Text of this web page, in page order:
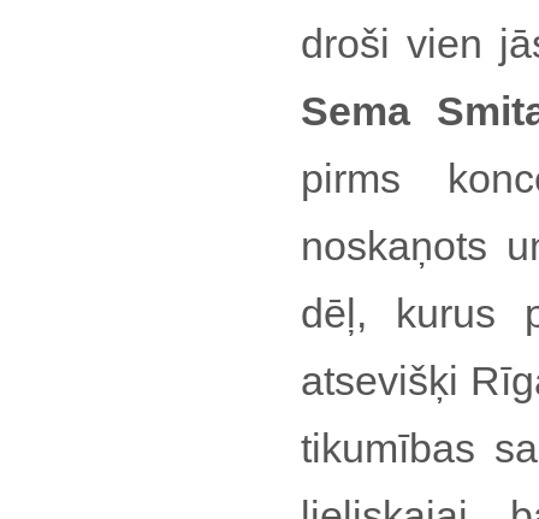
droši vien
Sema
pirms
noskaņots
dēļ, kurus
atsevišķi
tikumības